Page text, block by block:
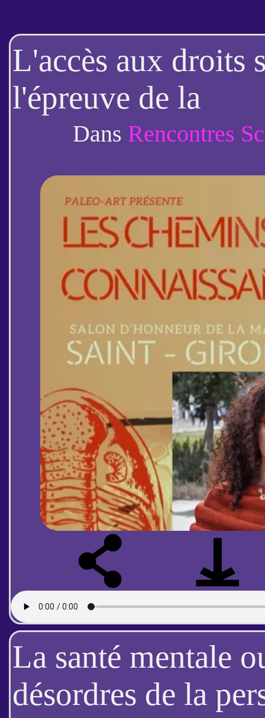
L'accès aux droits
l'épreuve de la
dématérialisation
publics (Nadia
Dans Rencontres
La santé mentale
désordres de la